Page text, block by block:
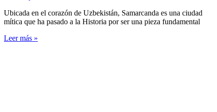
Ubicada en el corazón de Uzbekistán, Samarcanda es una ciudad
mítica que ha pasado a la Historia por ser una pieza fundamental
Leer más »